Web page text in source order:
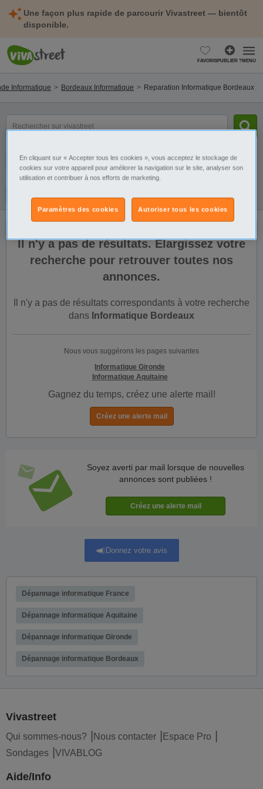
Une façon plus rapide de parcourir Vivastreet — bientôt
disponible.
FAVORISPUBLIER ?MENU
Informatique Bordeaux Informatique Reparation Informatique Bordeaux
clé(s)
Catégorie Sélectionnez la localisation
Il n'y a pas de résultats. Élargissez votre
recherche pour retrouver toutes nos
annonces.
Il n'y a pas de résultats correspondants à votre recherche
dans Informatique Bordeaux
Nous vous suggérons les pages suivantes
Informatique Gironde
Informatique Aquitaine
Gagnez du temps, créez une alerte mail!
Soyez averti par mail lorsque de nouvelles
annonces sont publiées !
Donnez votre avis
Dépannage informatique France
Dépannage informatique Aquitaine
Dépannage informatique Gironde
Dépannage informatique Bordeaux
Vivastreet
Qui sommes-nous? Nous contacter
Espace Pro
Sondages
VIVABLOG
Aide/Info
En cliquant sur « Accepter tous les cookies », vous acceptez le stockage de
cookies sur votre appareil pour améliorer la navigation sur le site, analyser son
utilisation et contribuer à nos efforts de marketing.
Autoriser tous les cookies
Paramètres des cookies